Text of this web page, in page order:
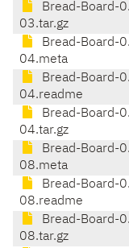
Bread-Board-0.
03.tar.gz
Bread-Board-0.
04.meta
Bread-Board-0.
04.readme
Bread-Board-0.
04.tar.gz
Bread-Board-0.
08.meta
Bread-Board-0.
08.readme
Bread-Board-0.
08.tar.gz